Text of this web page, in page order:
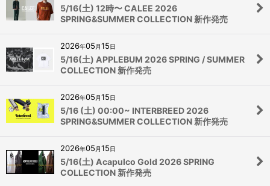
5/16(土) 12時〜 CALEE 2026
SPRING&SUMMER COLLECTION 新作発売
2026年05 月15日
5/16(土) APPLEBUM 2026 SPRING / SUMMER
COLLECTION 新作発売
2026年05 月15日
5/16 (土) 00:00~ INTERBREED 2026
SPRING&SUMMER COLLECTION 新作発売
2026年05 月15日
5/16(土) Acapulco Gold 2026 SPRING
COLLECTION 新作発売